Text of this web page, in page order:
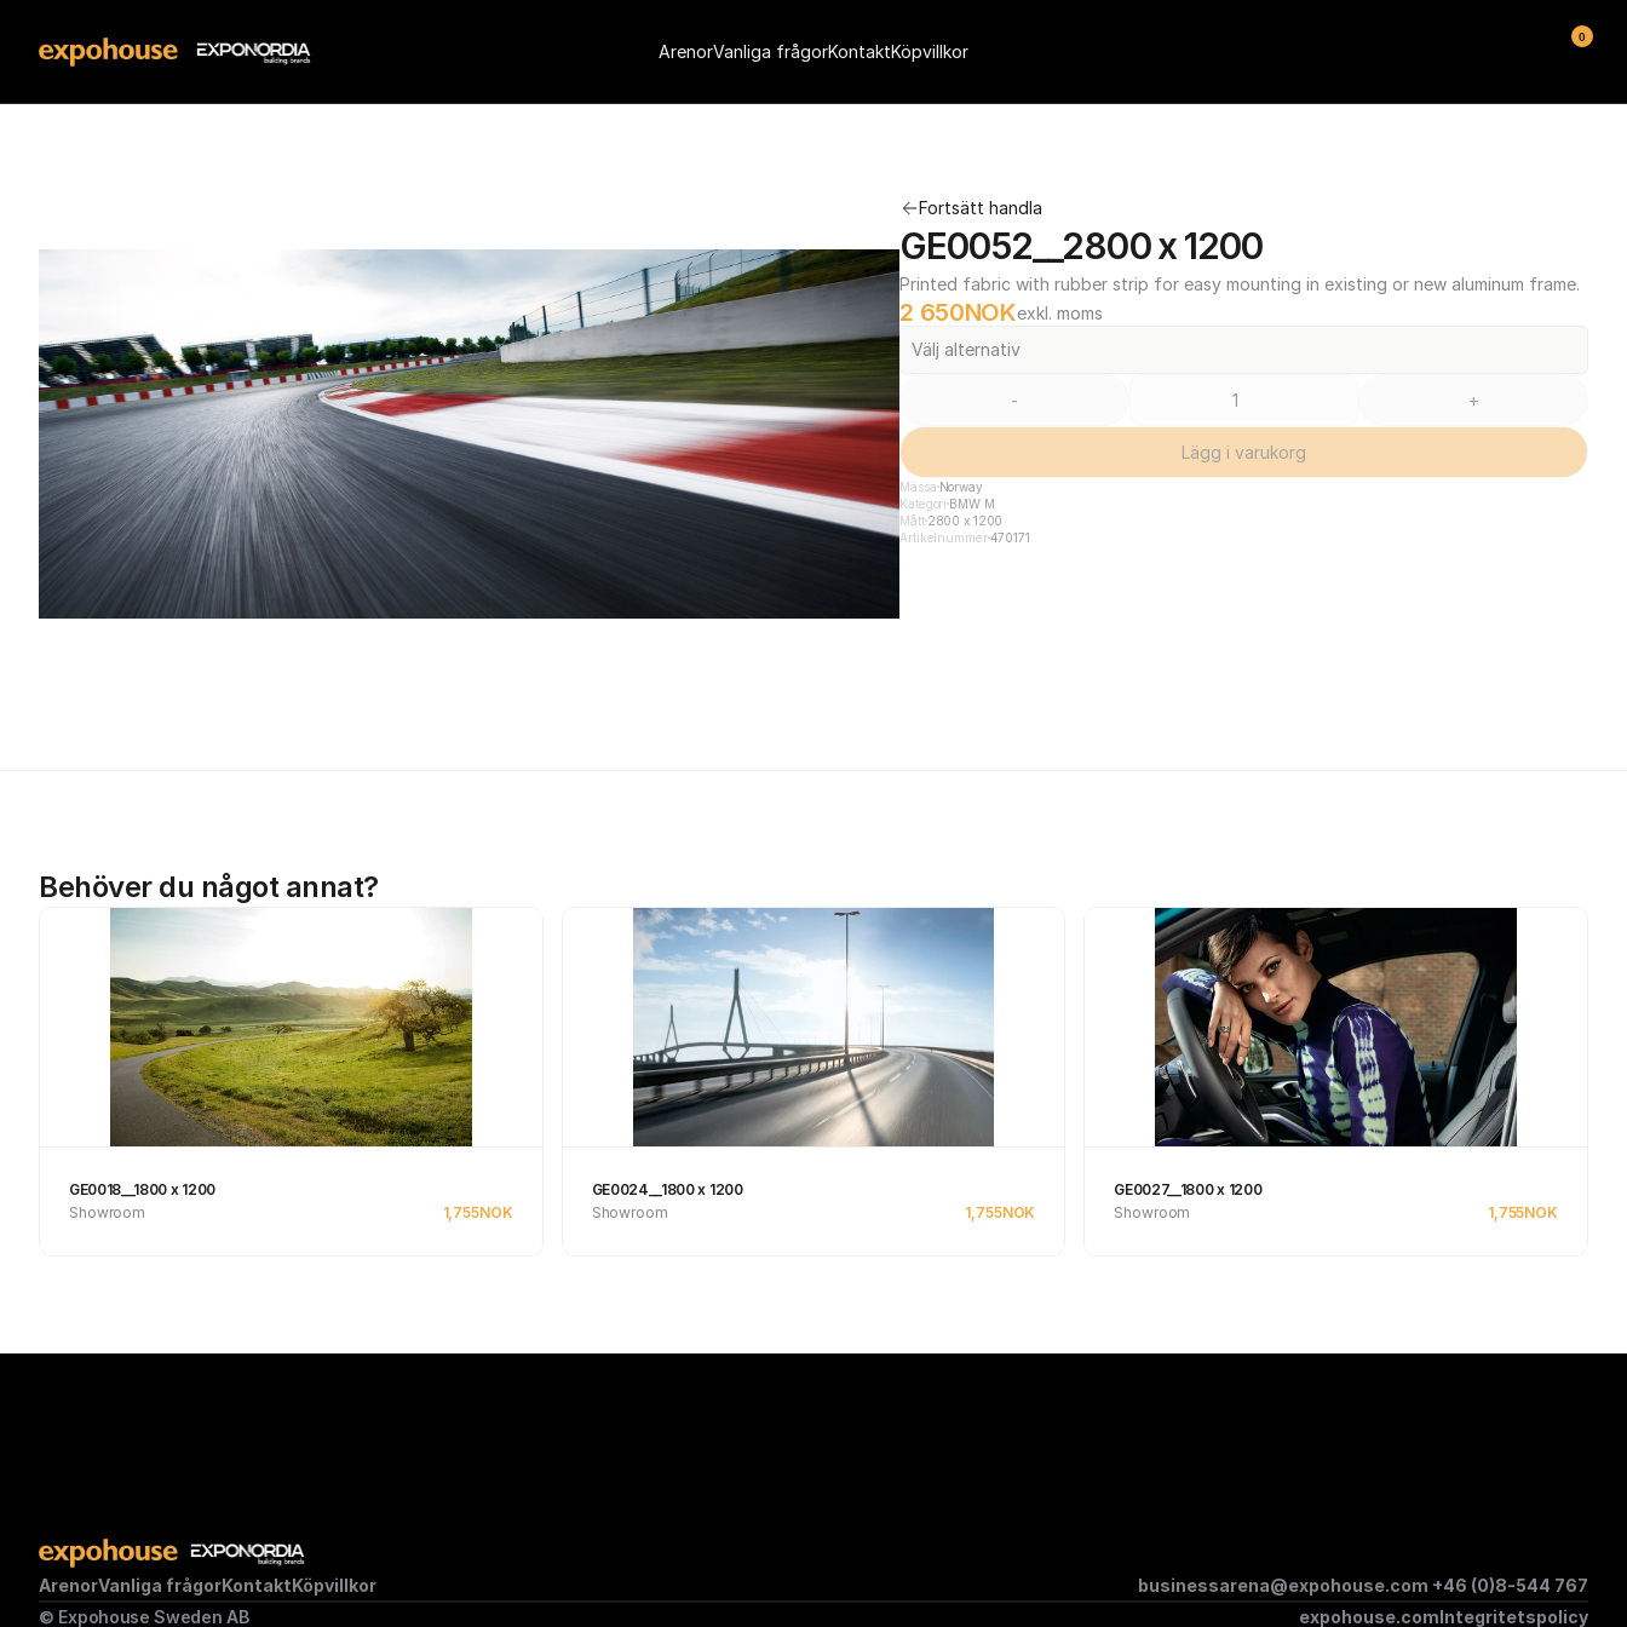
Fortsätt handla
GE0052__2800 x 1200
Printed fabric with rubber strip for easy mounting in existing or new aluminum frame.
2 650NOKexkl. moms
Välj alternativ
- +
Lägg i varukorg
Mässa Norway
Kategori BMW M
Mått2800 x 1200
Artikelnummer470171
Behöver du något annat?
GE0018__1800 x 1200
Showroom
1,755NOK
GE0024__1800 x 1200
Showroom
1,755NOK
GE0027__1800 x 1200
Showroom
1,755NOK
ArenorVanliga frågorKontaktKöpvillkor businessarena@expohouse.com +46 (0)8-544 767
© Expohouse Sweden AB
expohouse.comIntegritetspolicy
ArenorVanliga frågorKontaktKöpvillkor
0